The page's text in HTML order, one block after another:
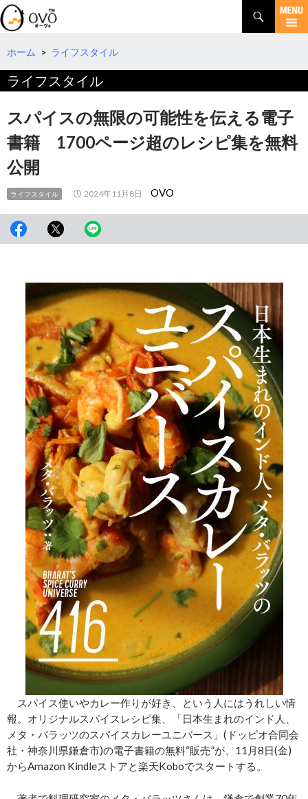
検
索
コ
テ
ツ
へ
動
ホーム > ライフスタイル
ライフスタイル
スパイスの無限の可能性を伝える電子
書籍 1700ページ超のレシピ集を無料
公開
ライフスタイル 2024年11月8日 OVO
スパイス使いやカレー作りが好き、という人にはうれしい情
報。オリジナルスパイスレシピ集、「日本生まれのインド人、
メタ・バラッツのスパイスカレーユニバース」(ドッピオ合同会
社・神奈川県鎌倉市)の電子書籍の無料“販売”が、11月8日(金)
からAmazon Kindleストアと楽天Koboでスタートする。